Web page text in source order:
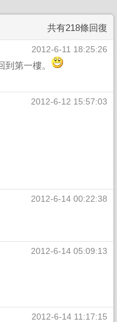
共有218條回復
2012-6-11 18:25:26
第一樓。
2012-6-12 15:57:03
2012-6-14 00:22:38
2012-6-14 05:09:13
2012-6-14 11:17:15